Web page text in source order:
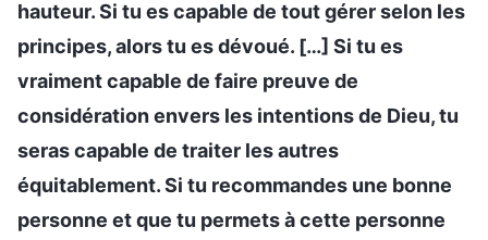
hauteur. Si tu es capable de tout gérer selon les
principes, alors tu es dévoué. […] Si tu es
vraiment capable de faire preuve de
considération envers les intentions de Dieu, tu
seras capable de traiter les autres
équitablement. Si tu recommandes une bonne
personne et que tu permets à cette personne